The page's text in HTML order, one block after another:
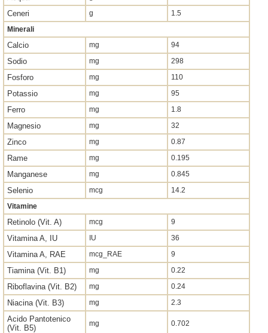
Ceneri g
1.5
Minerali
Calcio mg 94
Sodio mg 298
Fosforo mg 110
Potassio mg 95
Ferro mg 1.8
Magnesio mg 32
Zinco mg 0.87
Rame mg 0.195
Manganese mg 0.845
Selenio mcg
14.2
Vitamine
Retinolo (Vit. A) mcg 9
Vitamina A, IU IU 36
Vitamina A, RAE mcg_RAE 9
Tiamina (Vit. B1) mg 0.22
Riboflavina (Vit. B2) mg 0.24
Niacina (Vit. B3) mg 2.3
Acido Pantotenico
(Vit. B5)
mg 0.702